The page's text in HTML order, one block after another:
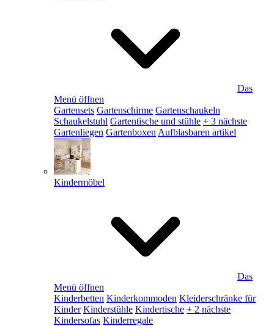
Das
Menü öffnen
Gartensets Gartenschirme Gartenschaukeln
Schaukelstuhl Gartentische und stühle + 3 nächste
Gartenliegen Gartenboxen Aufblasbaren artikel
Kindermöbel
Das
Menü öffnen
Kinderbetten Kinderkommoden Kleiderschränke für
Kinder Kinderstühle Kindertische + 2 nächste
Kindersofas Kinderregale